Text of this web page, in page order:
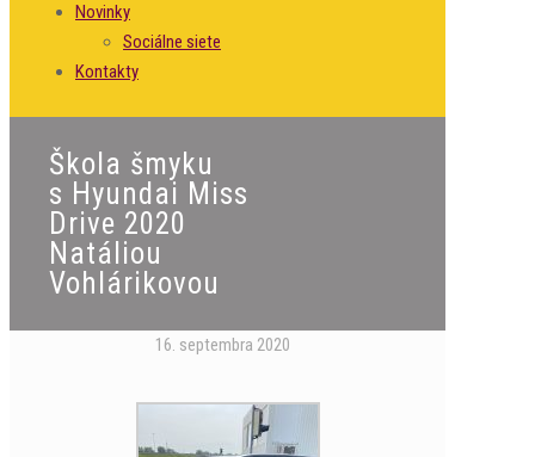
Novinky
Sociálne siete
Kontakty
Škola šmyku
s Hyundai Miss
Drive 2020
Natáliou
Vohlárikovou
16. septembra 2020